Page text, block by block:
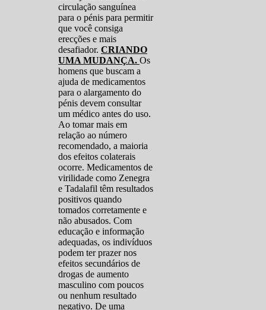
circulação sanguínea
para o pénis para permitir
que você consiga
erecções e mais
desafiador. CRIANDO
UMA MUDANÇA. Os
homens que buscam a
ajuda de medicamentos
para o alargamento do
pénis devem consultar
um médico antes do uso.
Ao tomar mais em
relação ao número
recomendado, a maioria
dos efeitos colaterais
ocorre. Medicamentos de
virilidade como Zenegra
e Tadalafil têm resultados
positivos quando
tomados corretamente e
não abusados. Com
educação e informação
adequadas, os indivíduos
podem ter prazer nos
efeitos secundários de
drogas de aumento
masculino com poucos
ou nenhum resultado
negativo. De uma